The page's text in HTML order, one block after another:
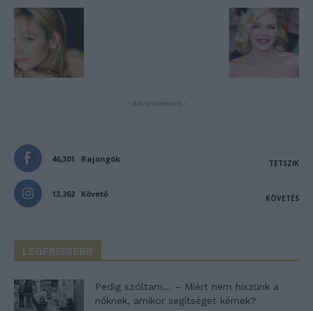
- Advertisement -
46,301 Rajongók TETSZIK
13,262 Követő KÖVETÉS
LEGFRISSEBB
Pedig szóltam… – Miért nem hiszünk a
nőknek, amikor segítséget kérnek?